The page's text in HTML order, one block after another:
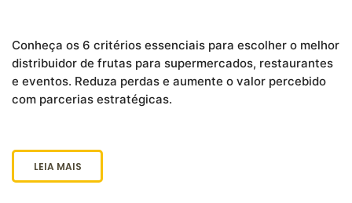
Conheça os 6 critérios essenciais para escolher o melhor
distribuidor de frutas para supermercados, restaurantes
e eventos. Reduza perdas e aumente o valor percebido
com parcerias estratégicas.
LEIA MAIS